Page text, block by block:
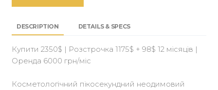
DESCRIPTION DETAILS & SPECS
Купити 2350$ | Розстрочка 1175$ + 98$ 12 місяців |
Оренда 6000 грн/міс
Косметологічний пікосекундний неодимовий